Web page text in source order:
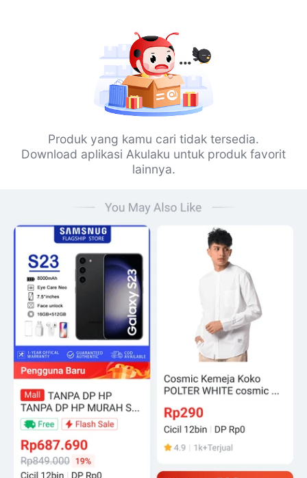
Produk yang kamu cari tidak tersedia.
Download aplikasi Akulaku untuk produk favorit
lainnya.